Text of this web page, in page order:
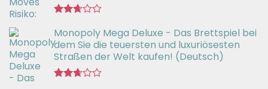
mit
2.66
von 5
Monopoly Mega Deluxe - Das Brettspiel bei
dem Sie die teuersten und luxuriösesten
Straßen der Welt kaufen! (Deutsch)